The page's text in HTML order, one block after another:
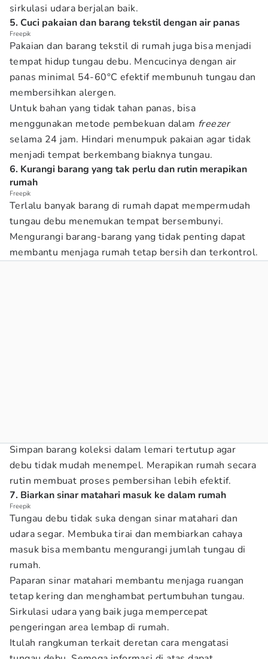
sirkulasi udara berjalan baik.
5. Cuci pakaian dan barang tekstil dengan air panas
Freepik
Pakaian dan barang tekstil di rumah juga bisa menjadi
tempat hidup tungau debu. Mencucinya dengan air
panas minimal 54-60°C efektif membunuh tungau dan
membersihkan alergen.
Untuk bahan yang tidak tahan panas, bisa
menggunakan metode pembekuan dalam freezer
selama 24 jam. Hindari menumpuk pakaian agar tidak
menjadi tempat berkembang biaknya tungau.
6. Kurangi barang yang tak perlu dan rutin merapikan
rumah
Freepik
Terlalu banyak barang di rumah dapat mempermudah
tungau debu menemukan tempat bersembunyi.
Mengurangi barang-barang yang tidak penting dapat
membantu menjaga rumah tetap bersih dan terkontrol.
Simpan barang koleksi dalam lemari tertutup agar
debu tidak mudah menempel. Merapikan rumah secara
rutin membuat proses pembersihan lebih efektif.
7. Biarkan sinar matahari masuk ke dalam rumah
Freepik
Tungau debu tidak suka dengan sinar matahari dan
udara segar. Membuka tirai dan membiarkan cahaya
masuk bisa membantu mengurangi jumlah tungau di
rumah.
Paparan sinar matahari membantu menjaga ruangan
tetap kering dan menghambat pertumbuhan tungau.
Sirkulasi udara yang baik juga mempercepat
pengeringan area lembap di rumah.
Itulah rangkuman terkait deretan cara mengatasi